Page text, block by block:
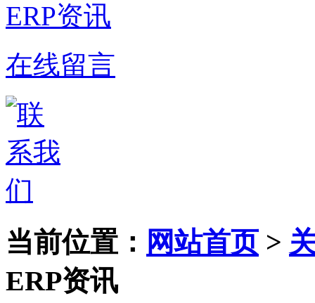
ERP资讯
在线留言
当前位置： 网站首页>
ERP资讯